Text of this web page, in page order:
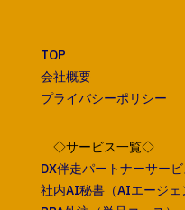
TOP
会社概要
プライバシーポリシー
◇サービス一覧◇
DX伴走パートナーサービ
社内AI秘書（AIエージェ